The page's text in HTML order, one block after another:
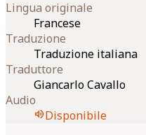
Lingua originale
Francese
Traduzione
Traduzione italiana
Traduttore
Giancarlo Cavallo
Audio
volume_upDisponibile